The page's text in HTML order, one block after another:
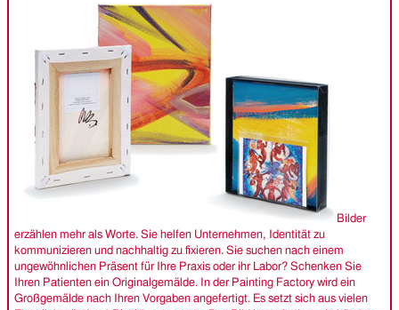
Bilder
erzählen mehr als Worte. Sie helfen Unternehmen, Identität zu
kommunizieren und nachhaltig zu fixieren. Sie suchen nach einem
ungewöhnlichen Präsent für Ihre Praxis oder ihr Labor? Schenken Sie
Ihren Patienten ein Originalgemälde. In der Painting Factory wird ein
Großgemälde nach Ihren Vorgaben angefertigt. Es setzt sich aus vielen